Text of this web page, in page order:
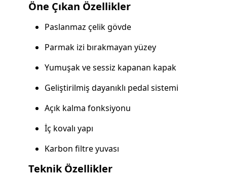
Öne Çıkan Özellikler
Paslanmaz çelik gövde
Parmak izi bırakmayan yüzey
Yumuşak ve sessiz kapanan kapak
Geliştirilmiş dayanıklı pedal sistemi
Açık kalma fonksiyonu
İç kovalı yapı
Karbon filtre yuvası
Teknik Özellikler